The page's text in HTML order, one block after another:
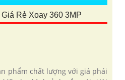
Rẻ Xoay 360 3MP
phẩm chất lượng với giá phải